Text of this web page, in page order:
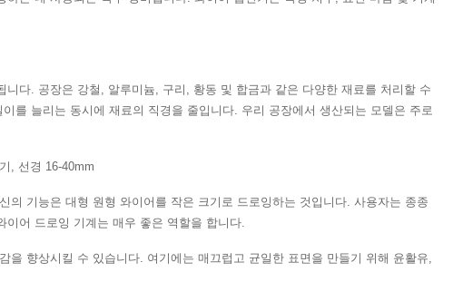
다. 공장은 강철, 알루미늄, 구리, 황동 및 합금과 같은 다양한 재료를 처리할 수
를 늘리는 동시에 재료의 직경을 줄입니다. 우리 공장에서 생산되는 모델은 주로
, 선경 16-40mm
기능은 대형 원형 와이어를 작은 크기로 드로잉하는 것입니다. 사용자는 종종
어 드로잉 기계는 매우 좋은 역할을 합니다.
향상시킬 수 있습니다. 여기에는 매끄럽고 균일한 표면을 만들기 위해 윤활유,